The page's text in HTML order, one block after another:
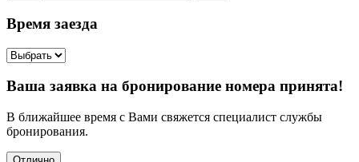
Время заезда
Ваша заявка на бронирование номера принята!
В ближайшее время с Вами свяжется специалист службы
бронирования.